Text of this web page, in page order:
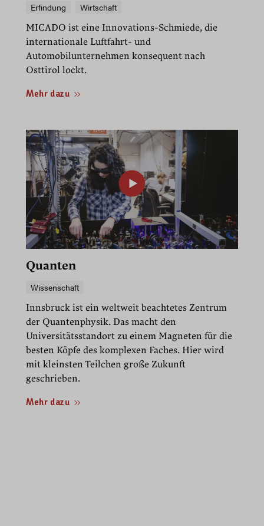
Erfindung
Wirtschaft
MICADO ist eine Innovations-Schmiede, die
internationale Luftfahrt- und
Automobilunternehmen konsequent nach
Osttirol lockt.
Mehr dazu
Play
00:22
Mute PIPEnter
Quanten
Wissenschaft
Innsbruck ist ein weltweit beachtetes Zentrum
der Quantenphysik. Das macht den
Universitätsstandort zu einem Magneten für die
besten Köpfe des komplexen Faches. Hier wird
mit kleinsten Teilchen große Zukunft
geschrieben.
Mehr dazu